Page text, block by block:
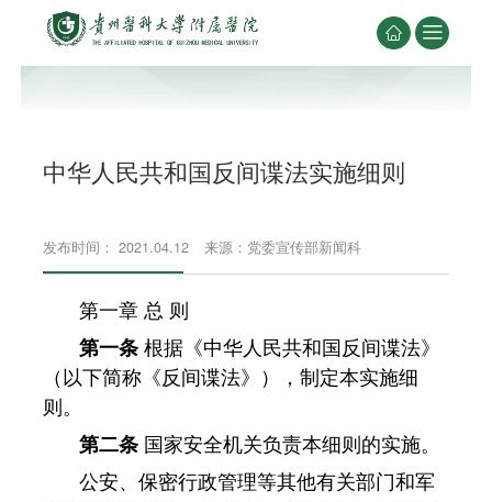
 
中华人民共和国反间谍法实施细则
发布时间： 2021.04.12 来源：党委宣传部新闻科
第一章 总 则
第一条根据《中华人民共和国反间谍法》
（以下简称《反间谍法》），制定本实施细
则。
第二条国家安全机关负责本细则的实施。
公安、保密行政管理等其他有关部门和军